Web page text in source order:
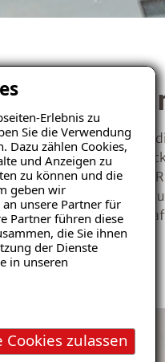
Erlebnis zu
Sie die Verwendung
Dazu zählen Cookies,
und Anzeigen zu
zu können und die
geben wir
unsere Partner für
Partner führen diese
die Sie ihnen
der Dienste
in unseren
Cookies zulassen
als
betroffen. Besonders
regelmäßig
gesundheitliche
Immobilie, in solider
der Schimmel